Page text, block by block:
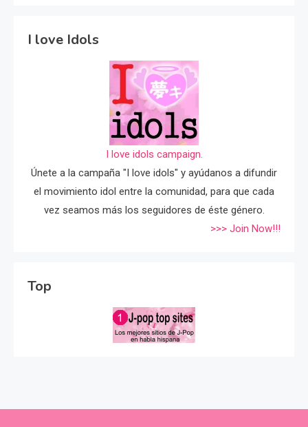
I love Idols
I love idols campaign.
Únete a la campaña "I love idols" y ayúdanos a difundir
el movimiento idol entre la comunidad, para que cada
vez seamos más los seguidores de éste género.
>>> Join Now!!!
Top